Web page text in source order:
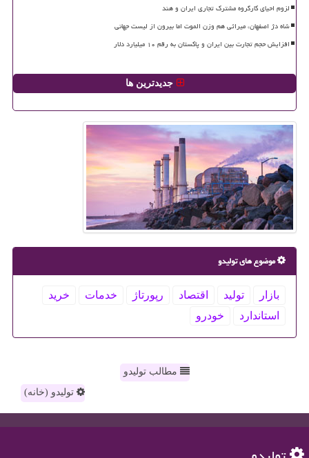
لزوم احیای کارگروه مشترک تجاری ایران و هند
شاه دژ اصفهان، میراثی هم وزن الموت اما بیرون از لیست جهانی
افزایش حجم تجارت بین ایران و پاکستان به رقم ۱۰ میلیارد دلار
جدیدترین ها
موضوع های تولیدو
بازار تولید اقتصاد رپورتاژ خدمات
خرید
استاندارد
خودرو
مطالب تولیدو
تولیدو (خانه)